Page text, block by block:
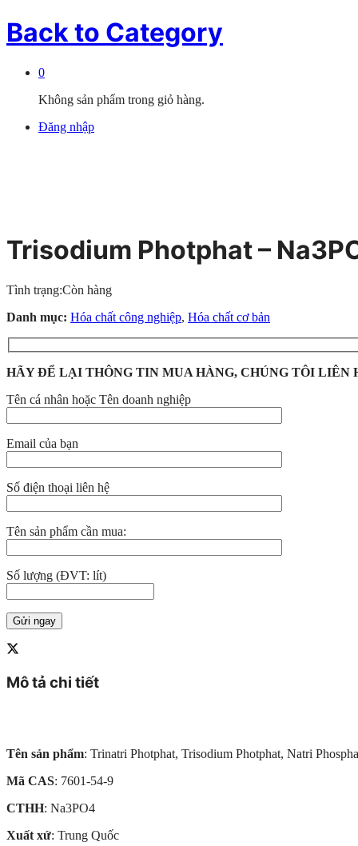
Back to Category
0
Không sản phẩm trong giỏ hàng.
Đăng nhập
Trisodium Photphat –
Tình trạng:Còn hàng
Danh mục: Hóa chất công nghiệp, Hóa chất cơ bản
HÃY ĐỂ LẠI THÔNG TIN MUA HÀNG, CHÚNG TÔI LIÊN
Tên cá nhân hoặc Tên doanh nghiệp
Email của bạn
Số điện thoại liên hệ
Tên sản phẩm cần mua:
Số lượng (ĐVT: lít)
Mô tả chi tiết
Tên sản phẩm: Trinatri Photphat, Trisodium Photphat, Natri
Mã CAS: 7601-54-9
CTHH: Na3PO4
Xuất xứ: Trung Quốc